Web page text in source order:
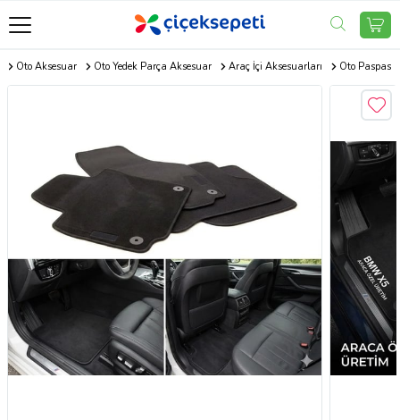
Oto Aksesuar Oto Yedek Parça Aksesuar Araç İçi Aksesuarları Oto Paspas